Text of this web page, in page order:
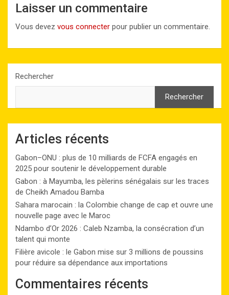
Laisser un commentaire
Vous devez vous connecter pour publier un commentaire.
Rechercher
Rechercher
Articles récents
Gabon–ONU : plus de 10 milliards de FCFA engagés en
2025 pour soutenir le développement durable
Gabon : à Mayumba, les pèlerins sénégalais sur les traces
de Cheikh Amadou Bamba
Sahara marocain : la Colombie change de cap et ouvre une
nouvelle page avec le Maroc
Ndambo d’Or 2026 : Caleb Nzamba, la consécration d’un
talent qui monte
Filière avicole : le Gabon mise sur 3 millions de poussins
pour réduire sa dépendance aux importations
Commentaires récents